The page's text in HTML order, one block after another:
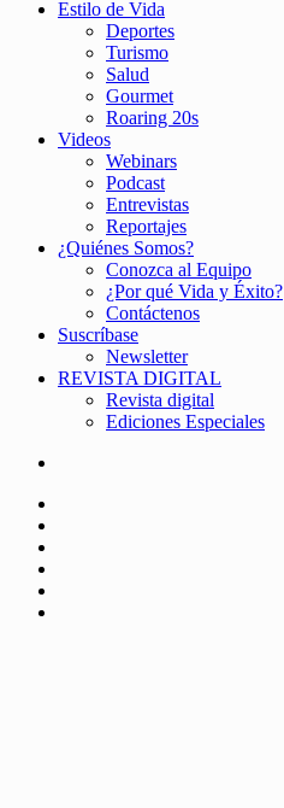
Estilo de Vida
Deportes
Turismo
Salud
Gourmet
Roaring 20s
Videos
Webinars
Podcast
Entrevistas
Reportajes
¿Quiénes Somos?
Conozca al Equipo
¿Por qué Vida y Éxito?
Contáctenos
Suscríbase
Newsletter
REVISTA DIGITAL
Revista digital
Ediciones Especiales